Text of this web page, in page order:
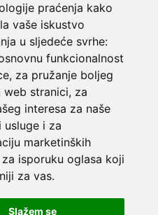
praćenja kako
vaše iskustvo
u sljedeće svrhe:
funkcionalnost
, za pružanje boljeg
web stranici, za
interesa za naše
i za
marketinških
za isporuku oglasa koji
za vas.
Slažem se